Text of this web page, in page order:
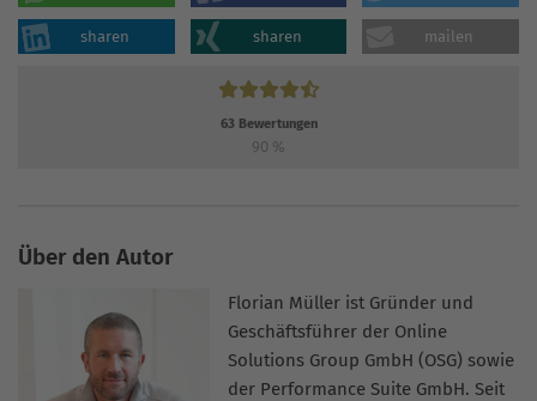
sharen sharen mailen
63 Bewertungen
90 %
Über den Autor
Florian Müller ist Gründer und
Geschäftsführer der Online
Solutions Group GmbH (OSG) sowie
der Performance Suite GmbH. Seit